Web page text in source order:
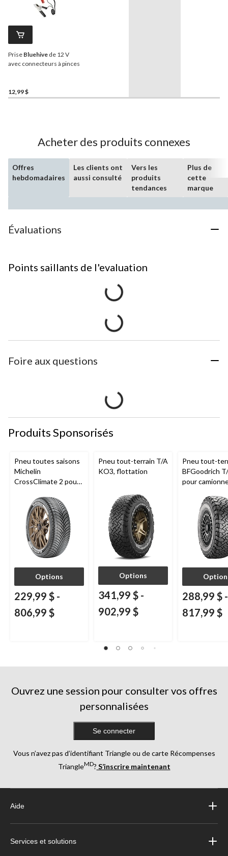
Prise Bluehive de 12 V
avec connecteurs à pinces
12,99 $
Acheter des produits connexes
Offres
hebdomadaires
Les clients ont
aussi consulté
Vers les
produits
tendances
Plus de
cette
marque
Évaluations
Points saillants de l'evaluation
Foire aux questions
Produits Sponsorisés
Pneu toutes saisons
Michelin
CrossClimate 2 pour
et multisegments
Options
229,99 $ -
806,99 $
Pneu tout-terrain T/A
KO3, flottation
Options
341,99 $ -
902,99 $
Pneu tout-
BFGoodrich
pour
288,99 $ -
817,99 $
Ouvrez une session pour consulter vos offres
personnalisées
Se connecter
Vous n’avez pas d’identifiant Triangle ou de carte Récompenses
TriangleMD? S’inscrire maintenant
Aide
Services et solutions